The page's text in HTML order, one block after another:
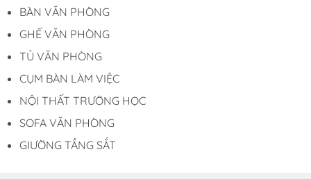
Tủ tài liệu phòng giám đốc – TLĐ 04 không chỉ là
giải pháp lưu trữ mà còn góp phần hoàn thiện hình
ảnh không gian lãnh đạo đẳng cấp.
Liên hệ Nội Thất Dương Đông để được tư vấn kích
thước, màu sắc và phương án thiết kế phù hợp với
văn phòng của bạn.
THÔNG TIN LIÊN HỆ
BÀN VĂN PHÒNG
GHẾ VĂN PHÒNG
TỦ VĂN PHÒNG
CỤM BÀN LÀM VIỆC
NỘI THẤT TRƯỜNG HỌC
SOFA VĂN PHÒNG
GIƯỜNG TẦNG SẮT